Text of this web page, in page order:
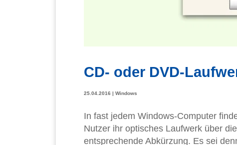
CD- oder DVD-
25.04.2016 | Windows
In fast jedem Windows-Computer
Nutzer ihr optisches Laufwerk über
entsprechende Abkürzung. Es sei